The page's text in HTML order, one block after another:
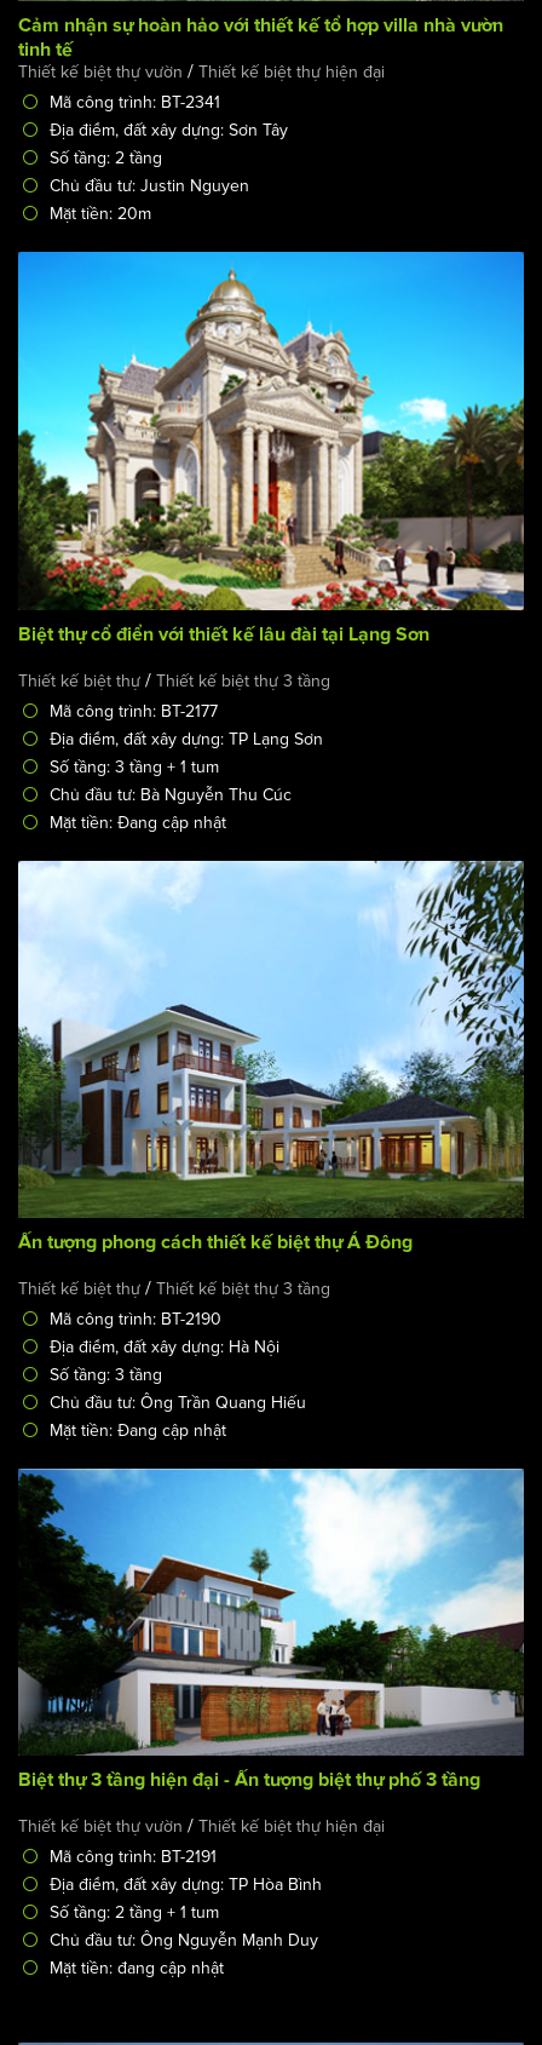
Cảm nhận sự hoàn hảo với thiết kế tổ hợp villa nhà vườn
tinh tế
Thiết kế biệt thự vườn / Thiết kế biệt thự hiện đại
Mã công trình: BT-2341
Địa điểm, đất xây dựng: Sơn Tây
Số tầng: 2 tầng
Chủ đầu tư: Justin Nguyen
Mặt tiền: 20m
Biệt thự cổ điển với thiết kế lâu đài tại Lạng Sơn
Thiết kế biệt thự / Thiết kế biệt thự 3 tầng
Mã công trình: BT-2177
Địa điểm, đất xây dựng: TP Lạng Sơn
Số tầng: 3 tầng + 1 tum
Chủ đầu tư: Bà Nguyễn Thu Cúc
Mặt tiền: Đang cập nhật
Ấn tượng phong cách thiết kế biệt thự Á Đông
Thiết kế biệt thự / Thiết kế biệt thự 3 tầng
Mã công trình: BT-2190
Địa điểm, đất xây dựng: Hà Nội
Số tầng: 3 tầng
Chủ đầu tư: Ông Trần Quang Hiếu
Mặt tiền: Đang cập nhật
Biệt thự 3 tầng hiện đại - Ấn tượng biệt thự phố 3 tầng
Thiết kế biệt thự vườn / Thiết kế biệt thự hiện đại
Mã công trình: BT-2191
Địa điểm, đất xây dựng: TP Hòa Bình
Số tầng: 2 tầng + 1 tum
Chủ đầu tư: Ông Nguyễn Mạnh Duy
Mặt tiền: đang cập nhật